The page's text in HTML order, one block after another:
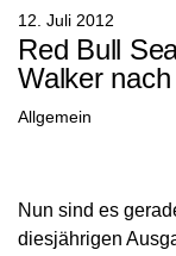
n
a
m
e
x
t
12. Juli 2012
Red Bull
Walker
Allgemein
Nun sind es
diesjährigen